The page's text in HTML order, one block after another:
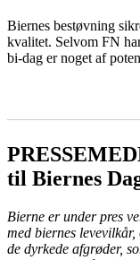
Biernes bestøvning
kvalitet. Selvom FN
bi-dag er noget af
til Biernes
Bierne er under pres
med biernes
de dyrkede afgrøder,